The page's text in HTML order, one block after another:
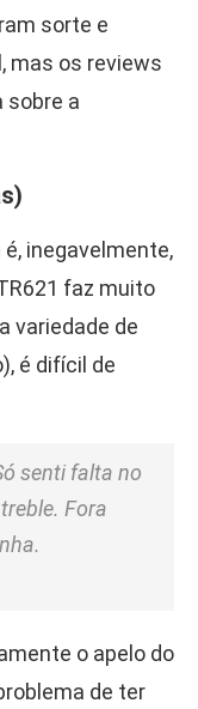
sorte e
mas os reviews
sobre a
inegavelmente,
faz muito
variedade de
é difícil de
senti falta no
Fora
o apelo do
de ter